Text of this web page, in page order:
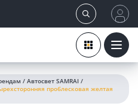
/ Автосвет SAMRAI /
проблесковая желтая